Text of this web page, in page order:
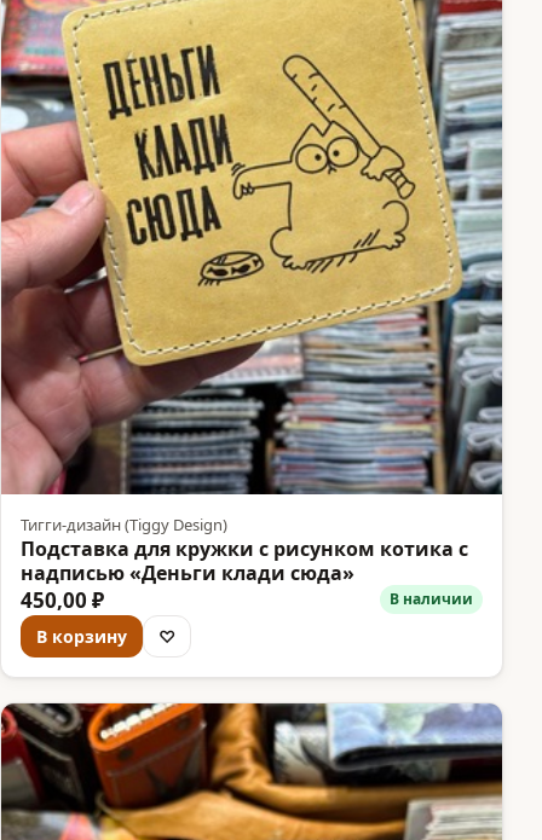
Тигги-дизайн (Tiggy Design)
Подставка для кружки с рисунком котика с
надписью «Деньги клади сюда»
450,00 ₽ В наличии
В корзину ♡